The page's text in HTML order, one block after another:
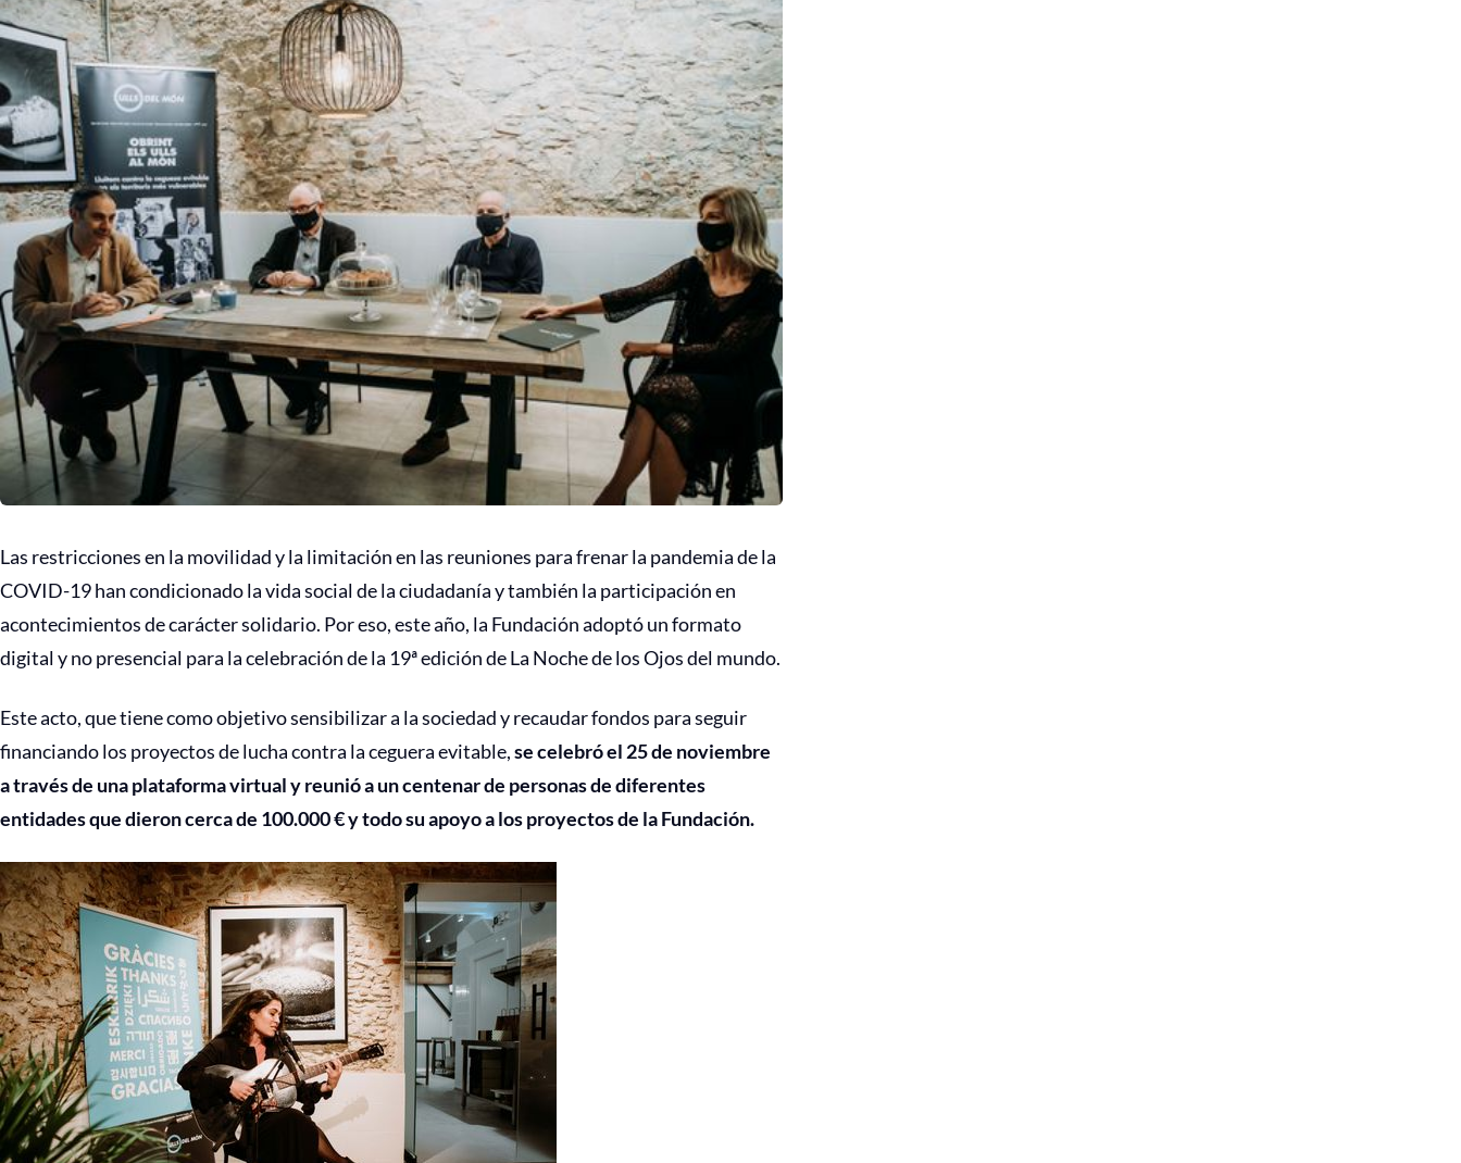
Las restricciones en la movilidad y la limitación en las reuniones para frenar la pandemia de la
COVID-19 han condicionado la vida social de la ciudadanía y también la participación en
acontecimientos de carácter solidario. Por eso, este año, la Fundación adoptó un formato
digital y no presencial para la celebración de la 19ª edición de La Noche de los Ojos del mundo.
Este acto, que tiene como objetivo sensibilizar a la sociedad y recaudar fondos para seguir
financiando los proyectos de lucha contra la ceguera evitable,se celebró el 25 de noviembre
a través de una plataforma virtual y reunió a un centenar de personas de diferentes
entidades que dieron cerca de 100.000 € y todo su apoyo a los proyectos de la Fundación.